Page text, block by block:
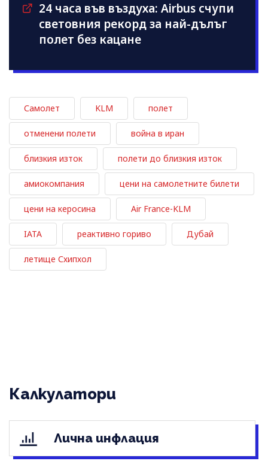
24 часа във въздуха: Airbus счупи
световния рекорд за най-дълъг
полет без кацане
Самолет KLM полет
отменени полети война в иран
близкия изток полети до близкия изток
амиокомпания цени на самолетните билети
цени на керосина Air France-KLM
IATA реактивно гориво Дубай
летище Схипхол
Калкулатори
Лична инфлация